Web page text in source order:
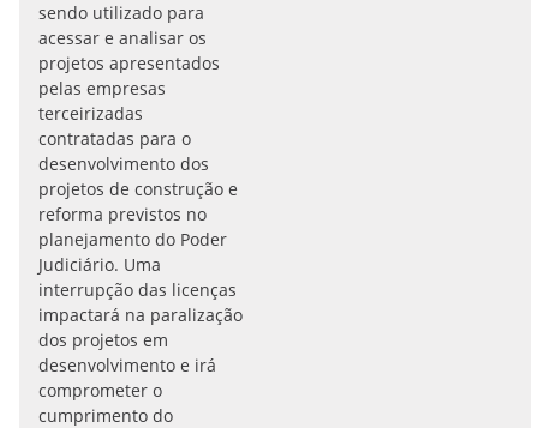
sendo utilizado para
acessar e analisar os
projetos apresentados
pelas empresas
terceirizadas
contratadas para o
desenvolvimento dos
projetos de construção e
reforma previstos no
planejamento do Poder
Judiciário. Uma
interrupção das licenças
impactará na paralização
dos projetos em
desenvolvimento e irá
comprometer o
cumprimento do